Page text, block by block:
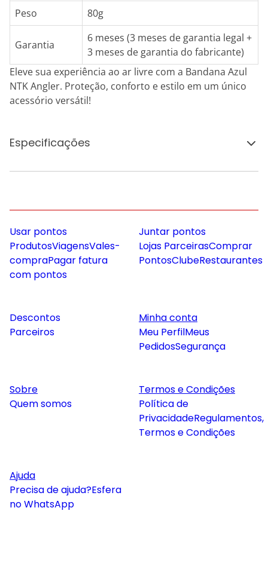
Peso
80g
Garantia
6 meses (3 meses de garantia legal +
3 meses de garantia do fabricante)
Eleve sua experiência ao ar livre com a Bandana Azul
NTK Angler. Proteção, conforto e estilo em um único
acessório versátil!
Especificações
Usar pontos
ProdutosViagensVales-
compraPagar fatura
com pontos
Juntar pontos
Lojas ParceirasComprar
PontosClubeRestaurantes
Descontos
Parceiros
Minha conta
Meu PerfilMeus
PedidosSegurança
Sobre
Quem somos
Termos e Condições
Política de
PrivacidadeRegulamentos,
Termos e Condições
Ajuda
Precisa de ajuda?Esfera
no WhatsApp